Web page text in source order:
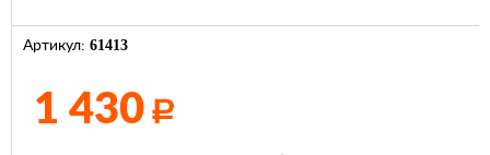
Артикул: 61413
1 430 Р